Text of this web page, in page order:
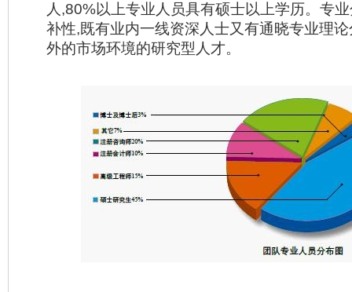
人,80%以上专业人员具有硕士以上学历。专
补性,既有业内一线资深人士又有通晓专业理
外的市场环境的研究型人才。